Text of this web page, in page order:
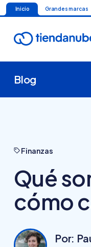
Inicio Grandes marcas
Blog
Finanzas
Qué
cómo
Por: